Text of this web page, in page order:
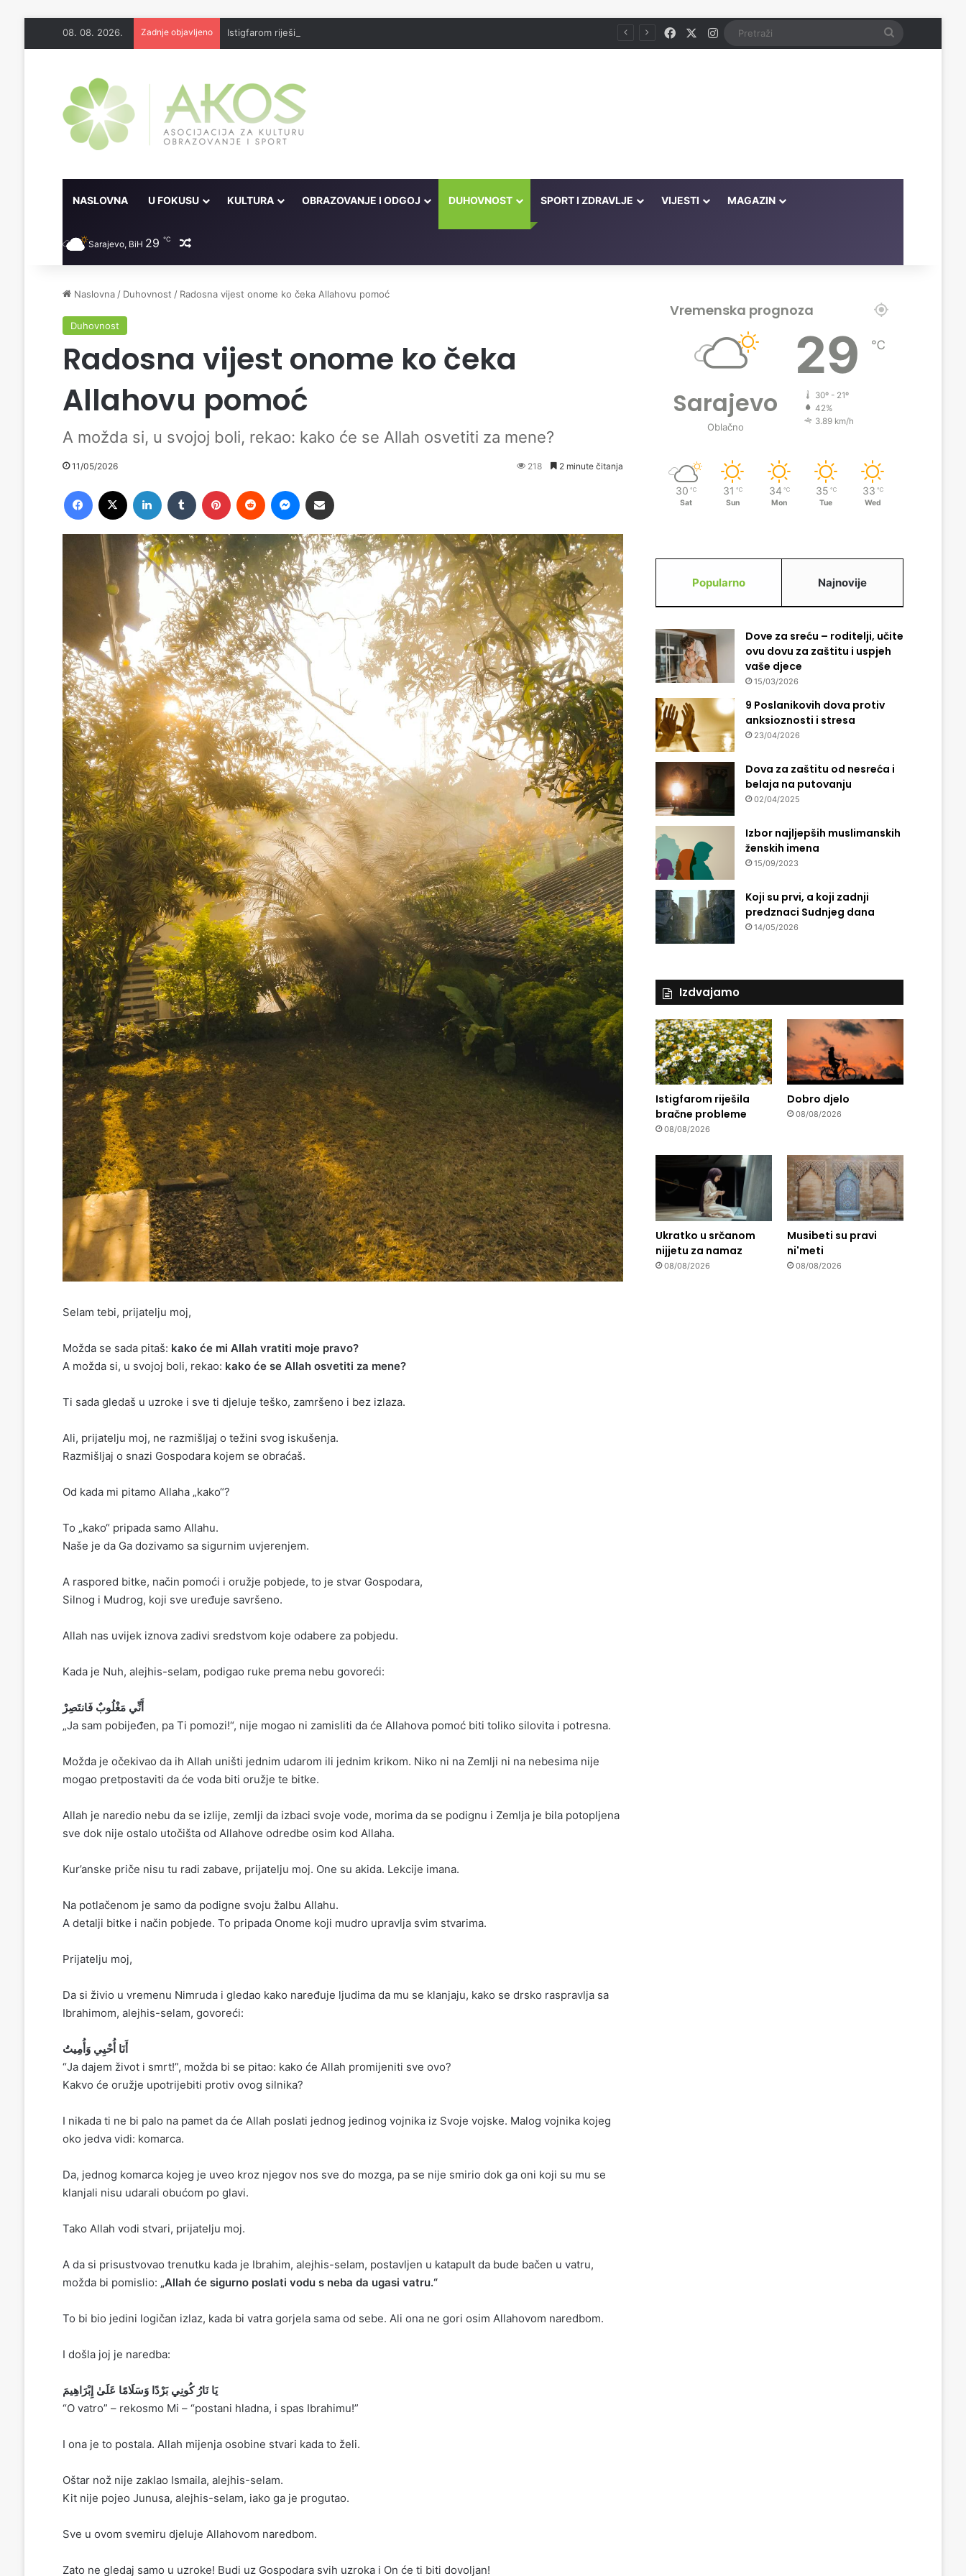
08. 08. 2026. Zadnje objavljeno Istigfarom riješila bračne probleme FacebookInstagram Pretraži
NASLOVNA U FOKUSU KULTURA OBRAZOVANJE I ODGOJ DUHOVNOST SPORT I ZDRAVLJE VIJESTI MAGAZIN
Sarajevo, BiH 29 ℃ Random članak
Naslovna / Duhovnost / Radosna vijest onome ko čeka Allahovu pomoć
Duhovnost
Radosna vijest onome ko čeka
Allahovu pomoć
A možda si, u svojoj boli, rekao: kako će se Allah osvetiti za mene?
11/05/2026 218 2 minute čitanja
Selam tebi, prijatelju moj,
Možda se sada pitaš: kako će mi Allah vratiti moje pravo?
A možda si, u svojoj boli, rekao: kako će se Allah osvetiti za mene?
Ti sada gledaš u uzroke i sve ti djeluje teško, zamršeno i bez izlaza.
Ali, prijatelju moj, ne razmišljaj o težini svog iskušenja.
Razmišljaj o snazi Gospodara kojem se obraćaš.
Od kada mi pitamo Allaha „kako“?
To „kako“ pripada samo Allahu.
Naše je da Ga dozivamo sa sigurnim uvjerenjem.
A raspored bitke, način pomoći i oružje pobjede, to je stvar Gospodara,
Silnog i Mudrog, koji sve uređuje savršeno.
Allah nas uvijek iznova zadivi sredstvom koje odabere za pobjedu.
Kada je Nuh, alejhis-selam, podigao ruke prema nebu govoreći:
أَنِّي مَغْلُوبٌ فَانتَصِرْ
„Ja sam pobijeđen, pa Ti pomozi!“, nije mogao ni zamisliti da će Allahova pomoć biti toliko silovita i potresna.
Možda je očekivao da ih Allah uništi jednim udarom ili jednim krikom. Niko ni na Zemlji ni na nebesima nije
mogao pretpostaviti da će voda biti oružje te bitke.
Allah je naredio nebu da se izlije, zemlji da izbaci svoje vode, morima da se podignu i Zemlja je bila potopljena
sve dok nije ostalo utočišta od Allahove odredbe osim kod Allaha.
Kur’anske priče nisu tu radi zabave, prijatelju moj. One su akida. Lekcije imana.
Na potlačenom je samo da podigne svoju žalbu Allahu.
A detalji bitke i način pobjede. To pripada Onome koji mudro upravlja svim stvarima.
Prijatelju moj,
Da si živio u vremenu Nimruda i gledao kako naređuje ljudima da mu se klanjaju, kako se drsko raspravlja sa
Ibrahimom, alejhis-selam, govoreći:
أَنَا أُحْيِي وَأُمِيتُ
“Ja dajem život i smrt!”, možda bi se pitao: kako će Allah promijeniti sve ovo?
Kakvo će oružje upotrijebiti protiv ovog silnika?
I nikada ti ne bi palo na pamet da će Allah poslati jednog jedinog vojnika iz Svoje vojske. Malog vojnika kojeg
oko jedva vidi: komarca.
Da, jednog komarca kojeg je uveo kroz njegov nos sve do mozga, pa se nije smirio dok ga oni koji su mu se
klanjali nisu udarali obućom po glavi.
Tako Allah vodi stvari, prijatelju moj.
A da si prisustvovao trenutku kada je Ibrahim, alejhis-selam, postavljen u katapult da bude bačen u vatru,
možda bi pomislio: „Allah će sigurno poslati vodu s neba da ugasi vatru.“
To bi bio jedini logičan izlaz, kada bi vatra gorjela sama od sebe. Ali ona ne gori osim Allahovom naredbom.
I došla joj je naredba:
يَا نَارُ كُونِي بَرْدًا وَسَلَامًا عَلَىٰ إِبْرَاهِيمَ
“O vatro” – rekosmo Mi – “postani hladna, i spas Ibrahimu!”
I ona je to postala. Allah mijenja osobine stvari kada to želi.
Oštar nož nije zaklao Ismaila, alejhis-selam.
Kit nije pojeo Junusa, alejhis-selam, iako ga je progutao.
Sve u ovom svemiru djeluje Allahovom naredbom.
Zato ne gledaj samo u uzroke! Budi uz Gospodara svih uzroka i On će ti biti dovoljan!
Vremenska prognoza
Sarajevo
Oblačno
29 ℃
30º - 21º
42%
3.89 km/h
30 ℃
Sat
31 ℃
Sun
34 ℃
Mon
35 ℃
Tue
33 ℃
Wed
Popularno Najnovije
Dove za sreću – roditelji, učite
ovu dovu za zaštitu i uspjeh
vaše djece
15/03/2026
9 Poslanikovih dova protiv
anksioznosti i stresa
23/04/2026
Dova za zaštitu od nesreća i
belaja na putovanju
02/04/2025
Izbor najljepših muslimanskih
ženskih imena
15/09/2023
Koji su prvi, a koji zadnji
predznaci Sudnjeg dana
14/05/2026
Izdvajamo
Istigfarom riješila
bračne probleme
08/08/2026
Dobro djelo
08/08/2026
Ukratko u srčanom
nijjetu za namaz
08/08/2026
Musibeti su pravi
ni'meti
08/08/2026